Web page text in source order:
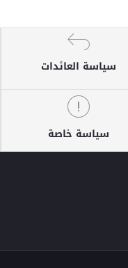
سياسة العائدات
سياسة خاصة